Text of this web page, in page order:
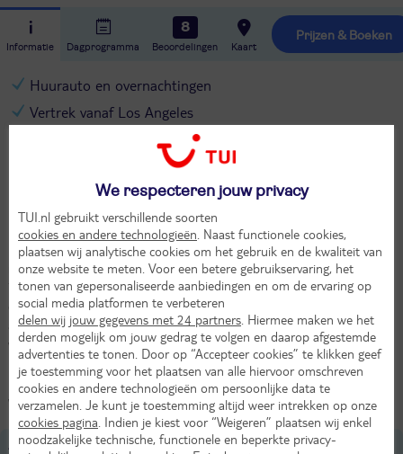
Informatie Dagprogramma
8
Beoordelingen Kaart
Prijzen & Boeken
Huurauto en overnachtingen
Vertrek vanaf Los Angeles
Individuele rondreis per auto
Gigantische Grand Canyon
Palm Springs, oase in woestijn
Langs de beroemde Pacific Coast naar San Francisco. En dat is
nog maar het begin. Vanuit hier naar de Californische wijnregio,
Yosemite en Death Valley. Neem gokles in een casino in Las Vegas
en wie weet ga je er wel met de jackpot vandoor. Dan volgt een
aaneenschakeling van natuur in de overtreffende trap in
wereldberoemde nationale parken zoals Zion en de Grand Canyon.
Laat in Bryce je fantasie de vrije loop in dit labyrint van 'Hoodoos'.
Dan via de wereldberoemde Route 66 naar Los Angeles, de stad
waar alles kan.
Algemeen
We respecteren jouw privacy
TUI.nl gebruikt verschillende soorten
cookies en andere technologieën . Naast functionele cookies,
plaatsen wij analytische cookies om het gebruik en de kwaliteit van
onze website te meten. Voor een betere gebruikservaring, het
tonen van gepersonaliseerde aanbiedingen en om de ervaring op
social media platformen te verbeteren
delen wij jouw gegevens met 24 partners . Hiermee maken we het
derden mogelijk om jouw gedrag te volgen en daarop afgestemde
advertenties te tonen. Door op “Accepteer cookies” te klikken geef
je toestemming voor het plaatsen van alle hiervoor omschreven
cookies en andere technologieën om persoonlijke data te
verzamelen. Je kunt je toestemming altijd weer intrekken op onze
cookies pagina . Indien je kiest voor “Weigeren” plaatsen wij enkel
noodzakelijke technische, functionele en beperkte privacy-